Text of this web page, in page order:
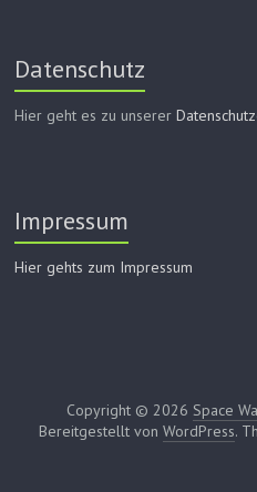
Datenschutz
Hier geht es zu unserer
Impressum
Hier gehts zum Impressum
Copyright © 2026Space
Bereitgestellt vonWordPress.